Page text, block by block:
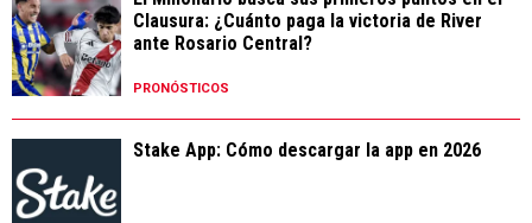
Clausura: ¿Cuánto paga la victoria de River
ante Rosario Central?
PRONÓSTICOS
Stake App: Cómo descargar la app en 2026